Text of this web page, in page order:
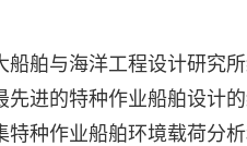
船舶与海洋工程设计研究
先进的特种作业船舶设计
特种作业船舶环境载荷分